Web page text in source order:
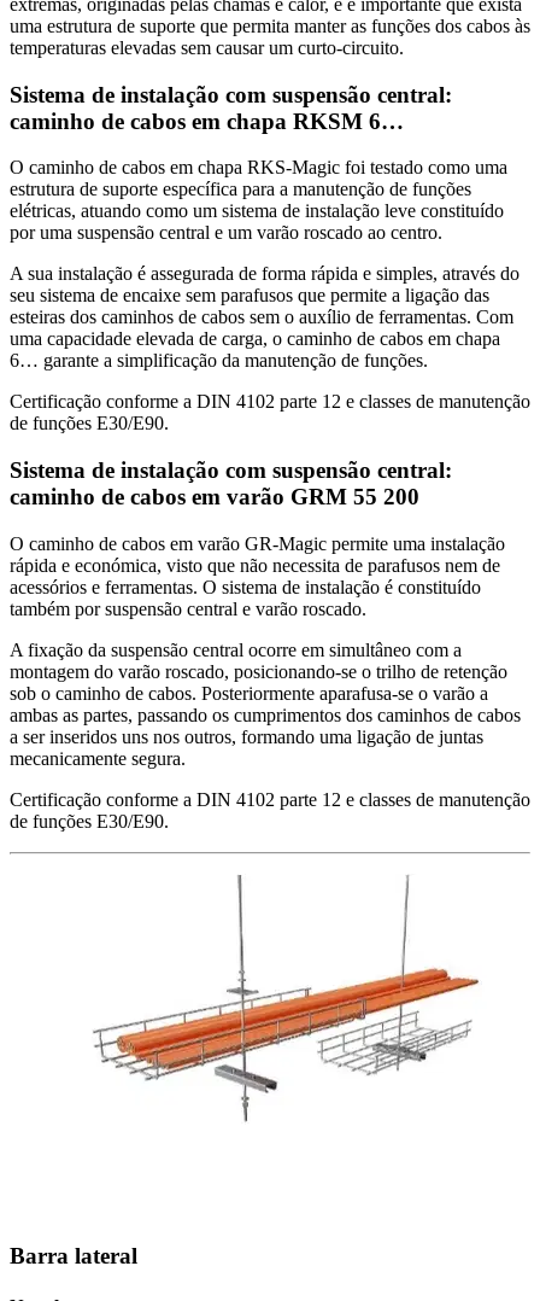
uma estrutura de suporte que permita manter as funções dos cabos às
temperaturas elevadas sem causar um curto-circuito.
Sistema de instalação com suspensão central:
caminho de cabos em chapa RKSM 6…
O caminho de cabos em chapa RKS-Magic foi testado como uma
estrutura de suporte específica para a manutenção de funções
elétricas, atuando como um sistema de instalação leve constituído
por uma suspensão central e um varão roscado ao centro.
A sua instalação é assegurada de forma rápida e simples, através do
seu sistema de encaixe sem parafusos que permite a ligação das
esteiras dos caminhos de cabos sem o auxílio de ferramentas. Com
uma capacidade elevada de carga, o caminho de cabos em chapa
6… garante a simplificação da manutenção de funções.
Certificação conforme a DIN 4102 parte 12 e classes de manutenção
de funções E30/E90.
Sistema de instalação com suspensão central:
caminho de cabos em varão GRM 55 200
O caminho de cabos em varão GR-Magic permite uma instalação
rápida e económica, visto que não necessita de parafusos nem de
acessórios e ferramentas. O sistema de instalação é constituído
também por suspensão central e varão roscado.
A fixação da suspensão central ocorre em simultâneo com a
montagem do varão roscado, posicionando-se o trilho de retenção
sob o caminho de cabos. Posteriormente aparafusa-se o varão a
ambas as partes, passando os cumprimentos dos caminhos de cabos
a ser inseridos uns nos outros, formando uma ligação de juntas
mecanicamente segura.
Certificação conforme a DIN 4102 parte 12 e classes de manutenção
de funções E30/E90.
Barra lateral